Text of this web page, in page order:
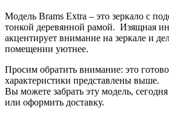
Модель Brams Extra – это зеркало с
тонкой деревянной рамой. Изящная
акцентирует внимание на зеркале и
помещении уютнее.
Просим обратить внимание: это
характеристики представлены выше.
Вы можете забрать эту модель,
или оформить доставку.